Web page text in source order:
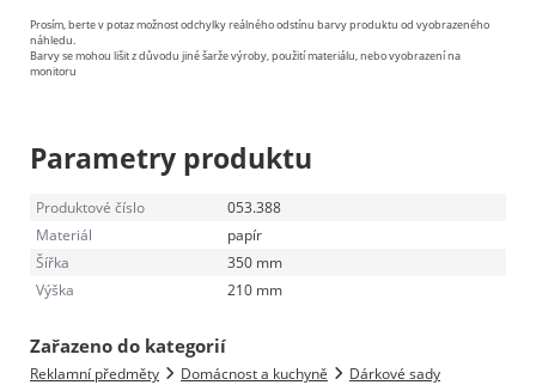
Prosím, berte v potaz možnost odchylky reálného odstínu barvy produktu od vyobrazeného
náhledu.
Barvy se mohou lišit z důvodu jiné šarže výroby, použití materiálu, nebo vyobrazení na
monitoru
Parametry produktu
Produktové číslo
053.388
Materiál
papír
Šířka
350 mm
Výška
210 mm
Zařazeno do kategorií
Reklamní předměty Domácnost a kuchyně
Dárkové sady